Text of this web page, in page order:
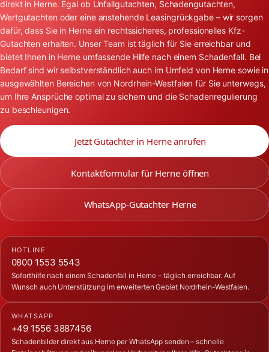
direkt in Herne. Egal ob Unfallgutachten, Schadengutachten,
Wertgutachten oder eine anstehende Leasingrückgabe – wir sorgen
dafür, dass Sie in Herne ein rechtssicheres, professionelles Kfz-
Gutachten erhalten. Unser Team ist täglich für Sie erreichbar und
bietet Ihnen in Herne umfassende Hilfe nach einem Schadenfall. Bei
Bedarf sind wir selbstverständlich auch im Umfeld von Herne sowie in
ausgewählten Bereichen von Nordrhein-Westfalen für Sie unterwegs,
um Ihre Ansprüche optimal zu sichern und die Schadenregulierung
zu beschleunigen.
Jetzt Gutachter in Herne anrufen
Kontaktformular für Herne öffnen
WhatsApp-Gutachter Herne
HOTLINE
0800 1553 5543
Soforthilfe nach einem Schadenfall in Herne – täglich erreichbar. Auf
Wunsch auch Unterstützung im erweiterten Gebiet Nordrhein-Westfalen.
WHATSAPP
+49 1556 3887456
Schadenbilder direkt aus Herne per WhatsApp senden – schnelle